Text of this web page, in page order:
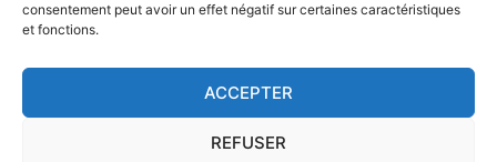
consentement peut avoir un effet négatif sur certaines caractéristiques
et fonctions.
ACCEPTER
REFUSER
Arc de Triomphe(830 m) - Monument
Parc aquatique
Yoyo – palais de Tokyo (1,1 km) - Salle de